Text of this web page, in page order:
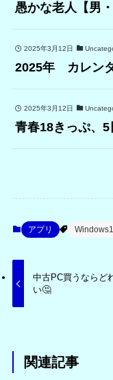
愚かな老人【男・
2025年3月12日
2025年 カレン
2025年3月12日
青春18きっぷ、
アプリ
中古PC買うならど
い🤔
関連記事